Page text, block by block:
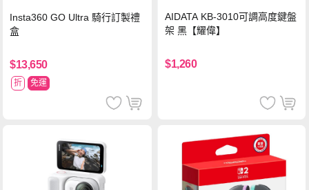
Insta360 GO Ultra 騎行訂製禮
盒
$13,650
折 免運
AIDATA KB-3010可調高度鍵盤
架 黑【耀偉】
$1,260